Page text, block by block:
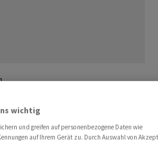
Q4-Zahlen
wichtig
und greifen auf personenbezogene Daten wie
auf Ihrem Gerät zu. Durch Auswahl von